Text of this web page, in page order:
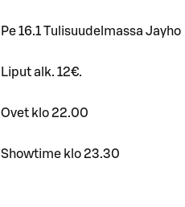
Pe 16.1 Tulisuudelmassa Jayho
Liput alk. 12€.
Ovet klo 22.00
Showtime klo 23.30